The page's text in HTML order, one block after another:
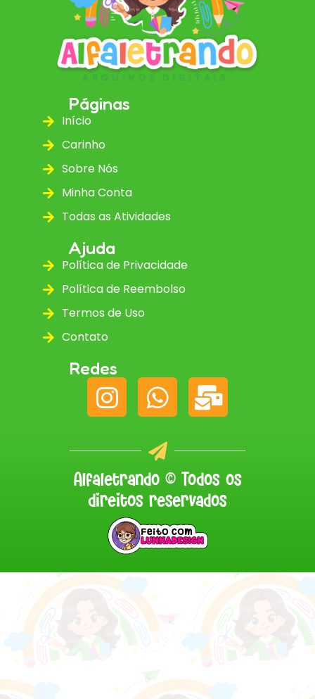
Páginas
Início
Carinho
Sobre Nós
Minha Conta
Todas as Atividades
Ajuda
Política de Privacidade
Política de Reembolso
Termos de Uso
Contato
Redes
Alfaletrando © Todos os
direitos reservados